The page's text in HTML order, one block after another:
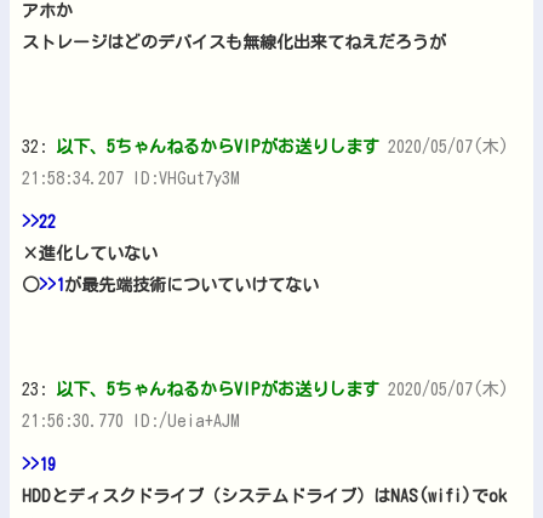
アホか
ストレージはどのデバイスも無線化出来てねえだろうが
32: 以下、5ちゃんねるからVIPがお送りします 2020/05/07(木)
21:58:34.207 ID:VHGut7y3M
>>22
×進化していない
○>>1 が最先端技術についていけてない
23: 以下、5ちゃんねるからVIPがお送りします 2020/05/07(木)
21:56:30.770 ID:/Ueia+AJM
>>19
HDDとディスクドライブ（システムドライブ）はNAS(wifi)でok